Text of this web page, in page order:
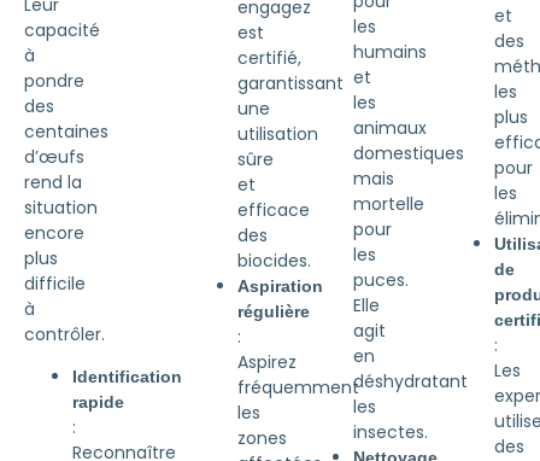
capacité
à
pondre
des
centaines
d’œufs
rend la
situation
encore
plus
difficile
à
contrôler.
Identification
rapide
:
Reconnaître
engagez
est
certifié,
garantissant
une
utilisation
sûre
et
efficace
des
biocides.
Aspiration
régulière
:
Aspirez
fréquemment
les
zones
les
humains
et
les
animaux
domestiques
mais
mortelle
pour
les
puces.
Elle
agit
en
déshydratant
les
insectes.
Nettoyage
et
des
les
plus
pour
les
de
:
Les
des